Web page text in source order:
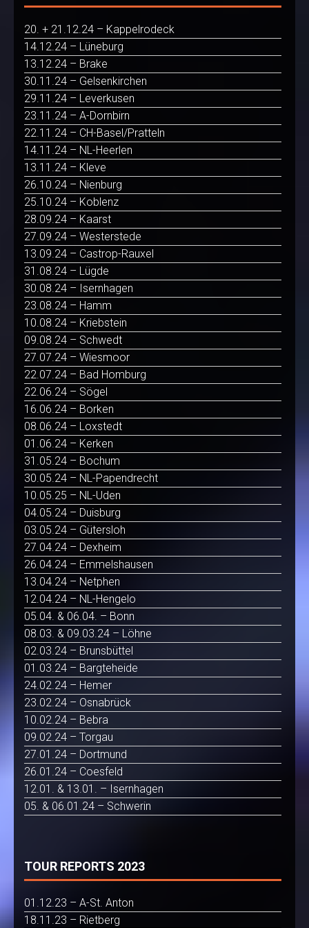
20. + 21.12.24 – Kappelrodeck
14.12.24 – Lüneburg
13.12.24 – Brake
30.11.24 – Gelsenkirchen
29.11.24 – Leverkusen
23.11.24 – A-Dornbirn
22.11.24 – CH-Basel/Pratteln
14.11.24 – NL-Heerlen
13.11.24 – Kleve
26.10.24 – Nienburg
25.10.24 – Koblenz
28.09.24 – Kaarst
27.09.24 – Westerstede
13.09.24 – Castrop-Rauxel
31.08.24 – Lügde
30.08.24 – Isernhagen
23.08.24 – Hamm
10.08.24 – Kriebstein
09.08.24 – Schwedt
27.07.24 – Wiesmoor
22.07.24 – Bad Homburg
22.06.24 – Sögel
16.06.24 – Borken
08.06.24 – Loxstedt
01.06.24 – Kerken
31.05.24 – Bochum
30.05.24 – NL-Papendrecht
10.05.25 – NL-Uden
04.05.24 – Duisburg
03.05.24 – Gütersloh
27.04.24 – Dexheim
26.04.24 – Emmelshausen
13.04.24 – Netphen
12.04.24 – NL-Hengelo
05.04. & 06.04. – Bonn
08.03. & 09.03.24 – Löhne
02.03.24 – Brunsbüttel
01.03.24 – Bargteheide
24.02.24 – Hemer
23.02.24 – Osnabrück
10.02.24 – Bebra
09.02.24 – Torgau
27.01.24 – Dortmund
26.01.24 – Coesfeld
12.01. & 13.01. – Isernhagen
05. & 06.01.24 – Schwerin
TOUR REPORTS 2023
01.12.23 – A-St. Anton
18.11.23 – Rietberg